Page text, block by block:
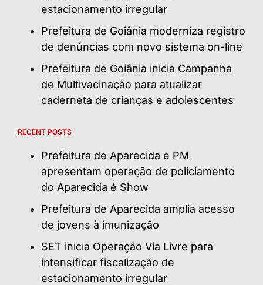
estacionamento irregular
Prefeitura de Goiânia moderniza registro
de denúncias com novo sistema on-line
Prefeitura de Goiânia inicia Campanha
de Multivacinação para atualizar
caderneta de crianças e adolescentes
RECENT POSTS
Prefeitura de Aparecida e PM
apresentam operação de policiamento
do Aparecida é Show
Prefeitura de Aparecida amplia acesso
de jovens à imunização
SET inicia Operação Via Livre para
intensificar fiscalização de
estacionamento irregular